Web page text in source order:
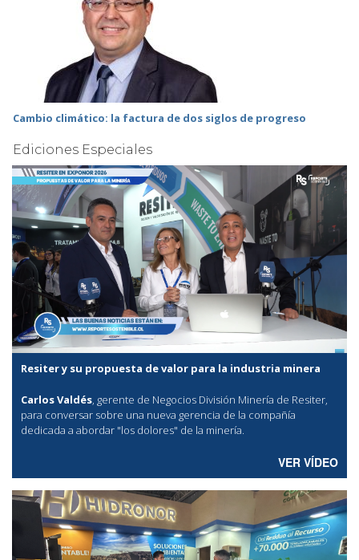
Cambio climático: la factura de dos siglos de progreso
Ediciones Especiales
Resiter y su propuesta de valor para la industria minera
Carlos Valdés, gerente de Negocios División Minería de Resiter,
para conversar sobre una nueva gerencia de la compañía
dedicada a abordar "los dolores" de la minería.
VER VÍDEO